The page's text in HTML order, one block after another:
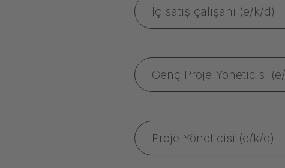
İç satış çalışanı (e/k/d)
Genç Proje Yöneticisi
Proje Yöneticisi (e/k/d)